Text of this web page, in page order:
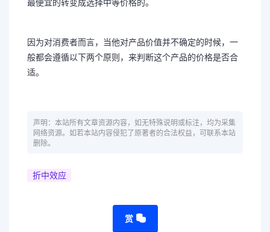
最便宜的转变成选择中等价格的。
因为对消费者而言，当他对产品价值并不确定的时候，一
般都会遵循以下两个原则，来判断这个产品的价格是否合
适。
声明：本站所有文章资源内容，如无特殊说明或标注，均为采集
网络资源。如若本站内容侵犯了原著者的合法权益，可联系本站
删除。
折中效应
赏